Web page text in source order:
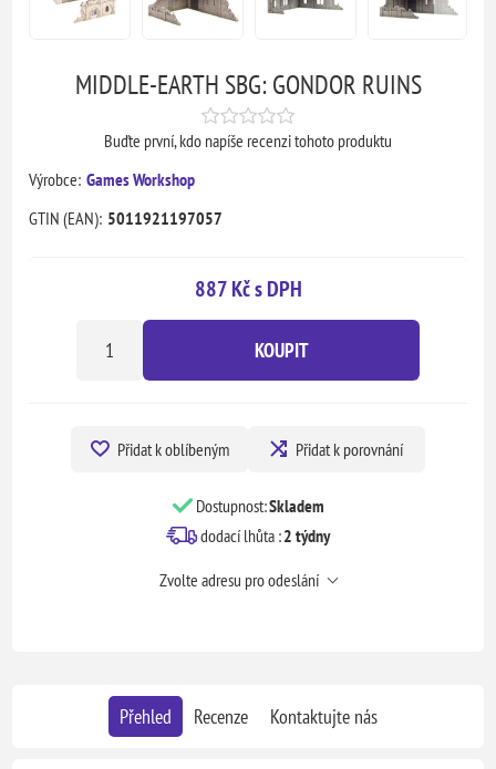
MIDDLE-EARTH SBG: GONDOR RUINS
Buďte první, kdo napíše recenzi tohoto produktu
Výrobce: Games Workshop
GTIN (EAN): 5011921197057
887 Kč s DPH
KOUPIT
Přidat k oblíbeným Přidat k porovnání
Dostupnost:Skladem
dodací lhůta :2 týdny
Zvolte adresu pro odeslání
Přehled Recenze Kontaktujte nás